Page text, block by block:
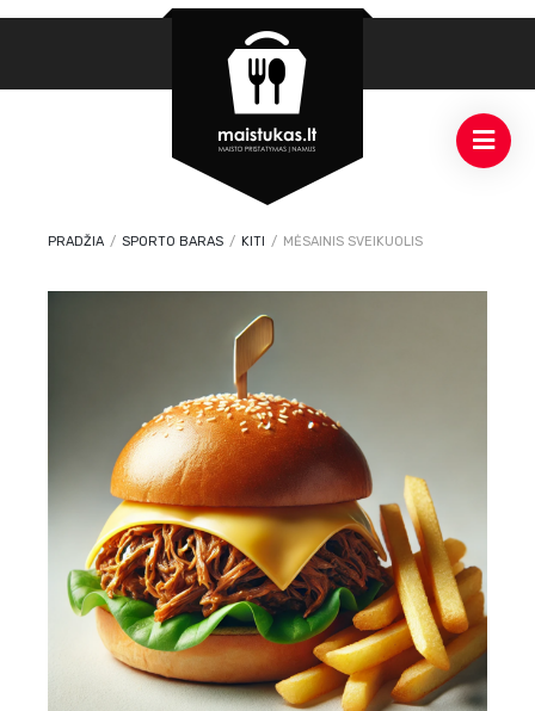
PRADŽIA / SPORTO BARAS / KITI / MĖSAINIS SVEIKUOLIS